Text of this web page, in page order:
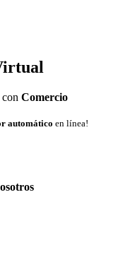
Comercio
automático en línea!